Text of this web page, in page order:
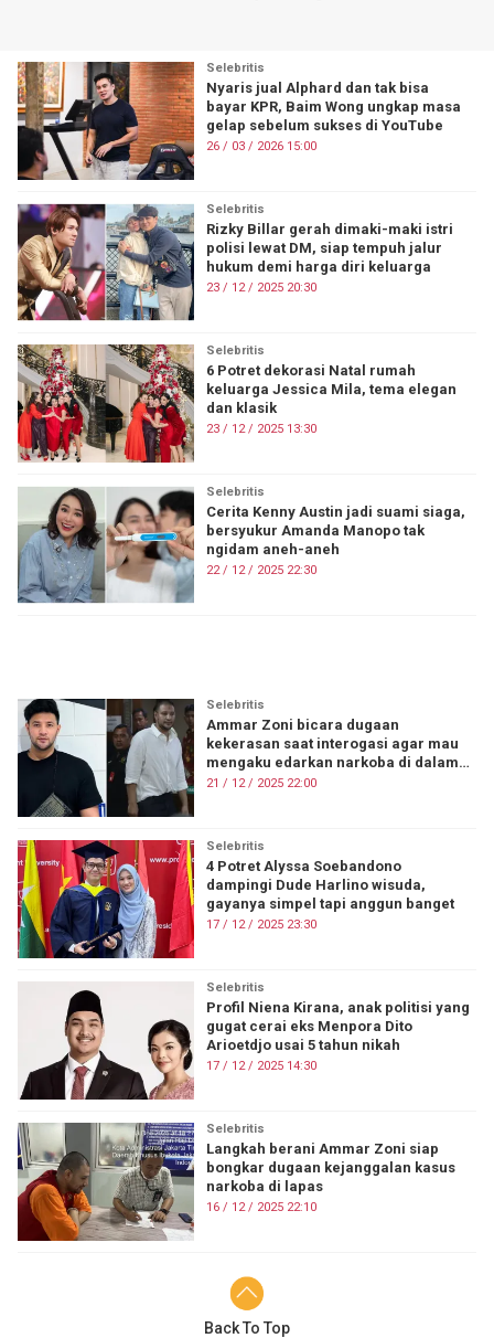
Selebritis
Nyaris jual Alphard dan tak bisa
bayar KPR, Baim Wong ungkap masa
gelap sebelum sukses di YouTube
26 / 03 / 2026 15:00
Selebritis
Rizky Billar gerah dimaki-maki istri
polisi lewat DM, siap tempuh jalur
hukum demi harga diri keluarga
23 / 12 / 2025 20:30
Selebritis
6 Potret dekorasi Natal rumah
keluarga Jessica Mila, tema elegan
dan klasik
23 / 12 / 2025 13:30
Selebritis
Cerita Kenny Austin jadi suami siaga,
bersyukur Amanda Manopo tak
ngidam aneh-aneh
22 / 12 / 2025 22:30
Selebritis
Ammar Zoni bicara dugaan
kekerasan saat interogasi agar mau
mengaku edarkan narkoba di dalam
rutan
21 / 12 / 2025 22:00
Selebritis
4 Potret Alyssa Soebandono
dampingi Dude Harlino wisuda,
gayanya simpel tapi anggun banget
17 / 12 / 2025 23:30
Selebritis
Profil Niena Kirana, anak politisi yang
gugat cerai eks Menpora Dito
Arioetdjo usai 5 tahun nikah
17 / 12 / 2025 14:30
Selebritis
Langkah berani Ammar Zoni siap
bongkar dugaan kejanggalan kasus
narkoba di lapas
16 / 12 / 2025 22:10
Back To Top